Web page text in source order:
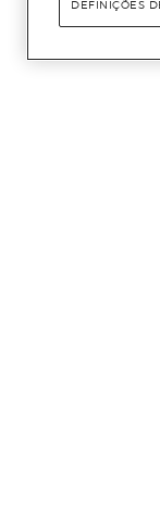
DEFINIÇÕES